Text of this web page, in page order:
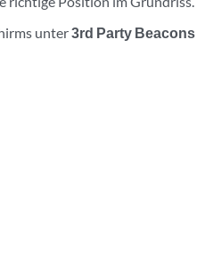
unter3rd Party Beacons